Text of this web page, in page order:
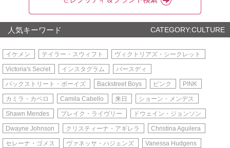
人気キーワード CATEGORY:CULTURE
イケメン テイラー・スウィフト ヴィクトリアズ・シークレット
Victoria's Secret インスタグラム バースディ
バックストリート・ボーイズ Backstreet Boys ピンク P!NK
カミラ・カベロ Camila Cabello 来日 ショーン・メンデス
Shawn Mendes ブレイク・ライヴリー ドウェイン・ジョンソン
Dwayne Johnson クリスティーナ・アギレラ Christina Aguilera
セレーナ・ゴメス ヴァネッサ・ハジェンズ Vanessa Hudgens